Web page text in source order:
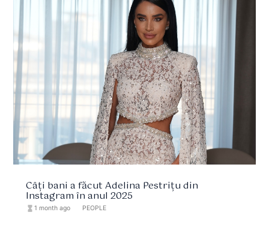
Câți bani a făcut Adelina Pestrițu din
Instagram în anul 2025
hourglass_full 1 month ago PEOPLE